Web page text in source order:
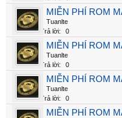
MIỄN PHÍ ROM
Tuanlte
Trả lời:
0
MIỄN PHÍ ROM
Tuanlte
Trả lời:
0
MIỄN PHÍ ROM
Tuanlte
Trả lời:
0
MIỄN PHÍ ROM